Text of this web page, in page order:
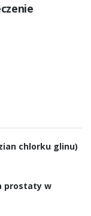
chlorku glinu)
prostaty w